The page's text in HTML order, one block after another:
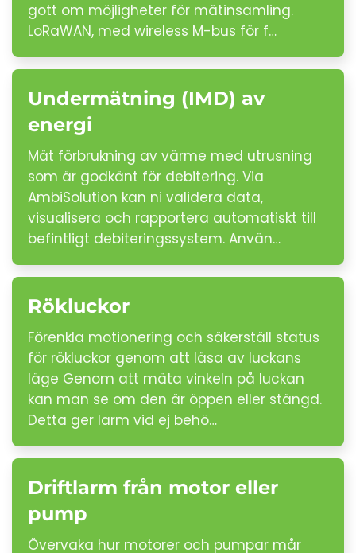
gott om möjligheter för mätinsamling.
LoRaWAN, med wireless M-bus för f…
Undermätning (IMD) av
energi
Mät förbrukning av värme med utrusning
som är godkänt för debitering. Via
AmbiSolution kan ni validera data,
visualisera och rapportera automatiskt till
befintligt debiteringssystem. Använ…
Rökluckor
Förenkla motionering och säkerställ status
för rökluckor genom att läsa av luckans
läge Genom att mäta vinkeln på luckan
kan man se om den är öppen eller stängd.
Detta ger larm vid ej behö…
Driftlarm från motor eller
pump
Övervaka hur motorer och pumpar mår